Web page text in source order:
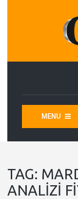
MENU
TAG:
ANALIZI